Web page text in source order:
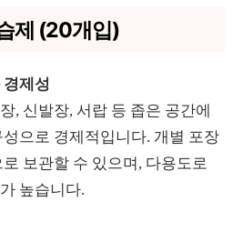
제 (20개입)
제성
, 신발장, 서랍 등 좁은 공간에
으로 경제적입니다. 개별 포장
보관할 수 있으며, 다용도로
높습니다.